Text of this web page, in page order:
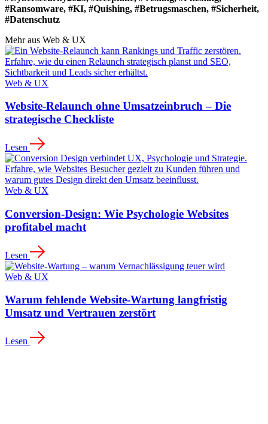
#Ransomware, #KI, #Quishing, #Betrugsmaschen, #Sicherheit,
#Datenschutz
Mehr aus Web & UX
Web & UX
Website-Relaunch ohne Umsatzeinbruch – Die
strategische Checkliste
Lesen
Web & UX
Conversion-Design: Wie Psychologie Websites
profitabel macht
Lesen
Web & UX
Warum fehlende Website-Wartung langfristig
Umsatz und Vertrauen zerstört
Lesen